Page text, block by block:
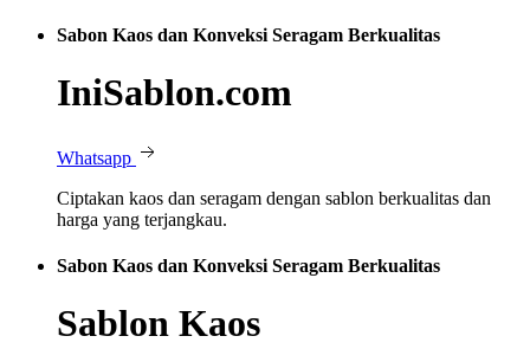
Sabon Kaos dan Konveksi Seragam Berkualitas
IniSablon.com
Whatsapp
Ciptakan kaos dan seragam dengan sablon berkualitas dan
harga yang terjangkau.
Sabon Kaos dan Konveksi Seragam Berkualitas
Sablon Kaos